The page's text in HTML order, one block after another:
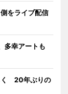
をライブ配信
多幸アートも
く 20年ぶりの